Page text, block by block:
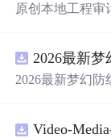
原创本地工程审
README、运
权声明。解压后
目源码、Logo、
2026最新
2026最新梦幻防红系
据统计，多维度